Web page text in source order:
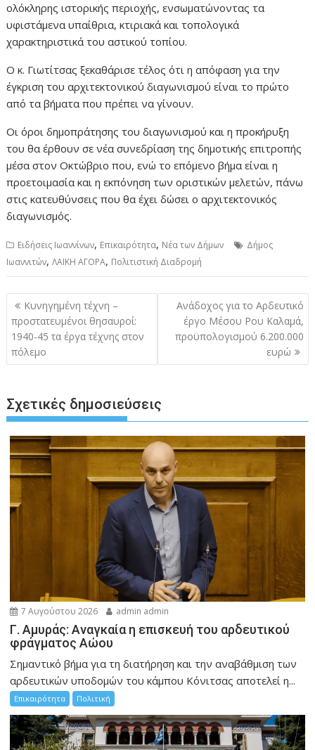
ολόκληρης ιστορικής περιοχής, ενσωματώνοντας τα
υφιστάμενα υπαίθρια, κτιριακά και τοπολογικά
χαρακτηριστικά του αστικού τοπίου.
Ο κ. Γιωτίτσας ξεκαθάρισε τέλος ότι η απόφαση για την
έγκριση του αρχιτεκτονικού διαγωνισμού είναι το πρώτο
από τα βήματα που πρέπει να γίνουν.
Οι όροι δημοπράτησης του διαγωνισμού και η προκήρυξη
του θα έρθουν σε νέα συνεδρίαση της δημοτικής επιτροπής
μέσα στον Οκτώβριο που, ενώ το επόμενο βήμα είναι η
προετοιμασία και η εκπόνηση των οριστικών μελετών, πάνω
στις κατευθύνσεις που θα έχει δώσει ο αρχιτεκτονικός
διαγωνισμός.
Ειδήσεις Ιωαννίνων, Επικαιρότητα, Νέα των Δήμων
Δήμος
Ιωαννιτών,ΛΑΙΚΗ ΑΓΟΡΑ, Πολιτιστική Διαδρομή
Πλοήγηση
άρθρων
Κυνηγημένη τέχνη –
προστατευμένοι θησαυροί:
1940-45 τα έργα τέχνης στον
πόλεμο
Ανάδοχος για το Αρδευτικό
έργο Μέσου Ρου Καλαμά,
προϋπολογισμού 6.200.000
ευρώ
Σχετικές δημοσιεύσεις
7 Αυγούστου 2026 admin admin
Γ. Αμυράς: Αναγκαία η επισκευή του αρδευτικού
φράγματος Αώου
Σημαντικό βήμα για τη διατήρηση και την αναβάθμιση των
αρδευτικών υποδομών του κάμπου Κόνιτσας αποτελεί η...
Επικαιρότητα Πολιτική